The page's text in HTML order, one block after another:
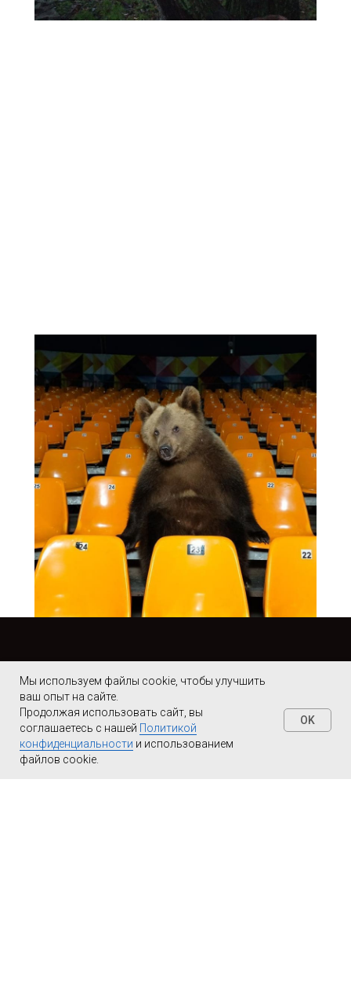
ДЛЯ АРЕНДЫ
МЕДВЕДЯ ИЛИ
МЕДВЕЖОНКА
Мы используем файлы cookie, чтобы улучшить
ваш опыт на сайте.
Продолжая использовать сайт, вы
соглашаетесь с нашей Политикой
конфиденциальности и использованием
файлов cookie.
OK